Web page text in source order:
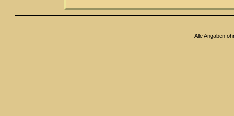
Alle Angaben